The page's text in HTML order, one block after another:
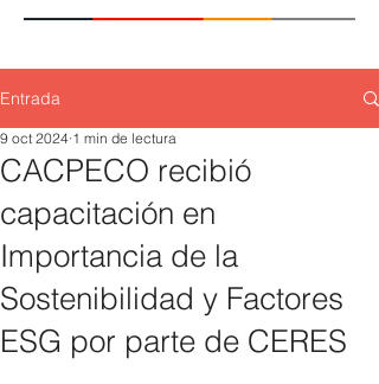
Entrada
CACPECO recibió
capacitación en
Importancia de la
Sostenibilidad y Factores
ESG por parte de CERES
9 oct 2024 1 min de lectura